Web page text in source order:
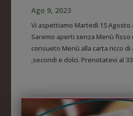
Ago 9, 2023
Vi aspettiamo Martedì 15 Agosto
Saremo aperti senza Menù fisso
consueto Menù alla carta ricco
,secondi e dolci. Prenotatevi al